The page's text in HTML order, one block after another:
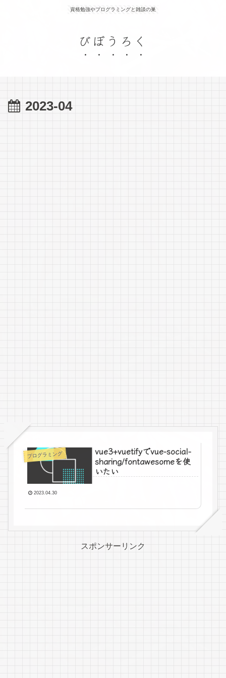
資格勉強やプログラミングと雑談の巣
びぼうろく
2023-04
プログラミング
vue3+vuetifyでvue-social-
sharing/fontawesomeを使
いたい
2023.04.30
スポンサーリンク